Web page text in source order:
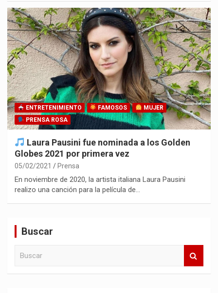
ENTRETENIMIENTO FAMOSOS
MUJER
PRENSA ROSA
Laura Pausini fue nominada a los Golden
Globes 2021 por primera vez
05/02/2021 Prensa
En noviembre de 2020, la artista italiana Laura Pausini
realizo una canción para la película de…
Buscar